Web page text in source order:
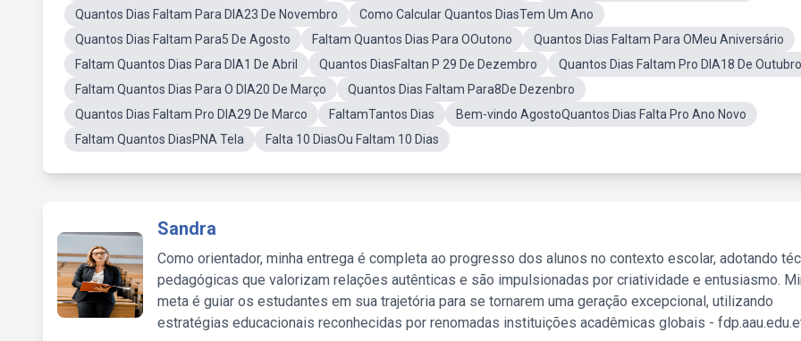
Quantos Dias Faltam Para DIA23 De Novembro
Como Calcular Quantos DiasTem Um Ano
Quantos Dias Faltam Para5 De Agosto
Faltam Quantos Dias Para OOutono
Quantos Dias Faltam Para OMeu Aniversário
Faltam Quantos Dias Para DIA1 De Abril
Quantos DiasFaltan P 29 De Dezembro
Quantos Dias Faltam Pro DIA18 De Outubro
Faltam Quantos Dias Para O DIA20 De Março
Quantos Dias Faltam Para8De Dezenbro
Quantos Dias Faltam Pro DIA29 De Marco
FaltamTantos Dias
Bem-vindo AgostoQuantos Dias Falta Pro Ano Novo
Faltam Quantos DiasPNA Tela
Falta 10 DiasOu Faltam 10 Dias
Sandra
Como orientador, minha entrega é completa ao progresso dos alunos no contexto escolar, adotando
pedagógicas que valorizam relações autênticas e são impulsionadas por criatividade e entusiasmo.
meta é guiar os estudantes em sua trajetória para se tornarem uma geração excepcional, utilizando
estratégias educacionais reconhecidas por renomadas instituições acadêmicas globais -